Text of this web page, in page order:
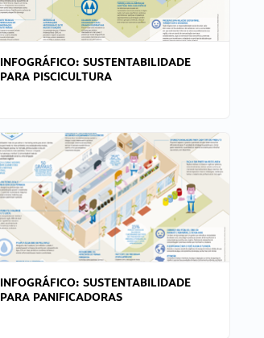
INFOGRÁFICO: SUSTENTABILIDADE
PARA PISCICULTURA
INFOGRÁFICO: SUSTENTABILIDADE
PARA PANIFICADORAS